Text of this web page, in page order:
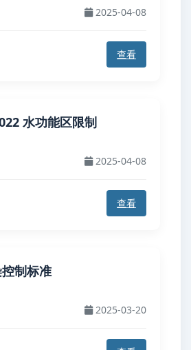
2025-04-08
查看
水功能区限制
2025-04-08
查看
制标准
2025-03-20